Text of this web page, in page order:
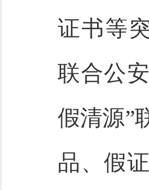
证书等
联合公
假清源”
品、假